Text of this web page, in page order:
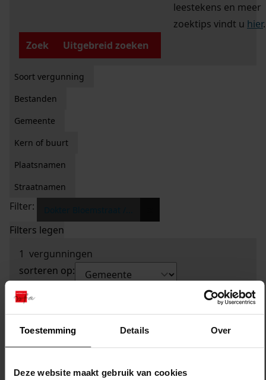
Toestemming Details Over
Deze website maakt gebruik van cookies
leestekens en meer
zoektips vindt u hier.
Zoek
Uitgebreid zoeken
Soort vergunning
Bestanden
Gemeente
Kern of buurt
Plaatsnamen
Straatnamen
Filter:
Filters legen
1 vergunningen
sorteren op: